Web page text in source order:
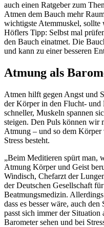
auch einen Ratgeber zum
Atmen dem Bauch mehr
wichtigste Atemmuskel,
Höflers Tipp: Selbst mal
den Bauch einatmet. Die
und kann zu einer besseren
Atmung als
Atmen hilft gegen Angst und
der Körper in den Flucht-
schneller, Muskeln spannen
steigen. Den Puls können wir
Atmung – und so dem
Stress besteht.
„Beim Meditieren spürt man,
Atmung Körper und Geist
Windisch, Chefarzt der
der Deutschen Gesellschaft
Beatmungsmedizin.
dass es besser wäre, auch
passt sich immer der Situation
Barometer sehen und bei